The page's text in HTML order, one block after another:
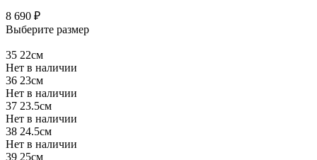
8 690 ₽
Выберите размер
35 22см
Нет в наличии
36 23см
Нет в наличии
37 23.5см
Нет в наличии
38 24.5см
Нет в наличии
39 25см